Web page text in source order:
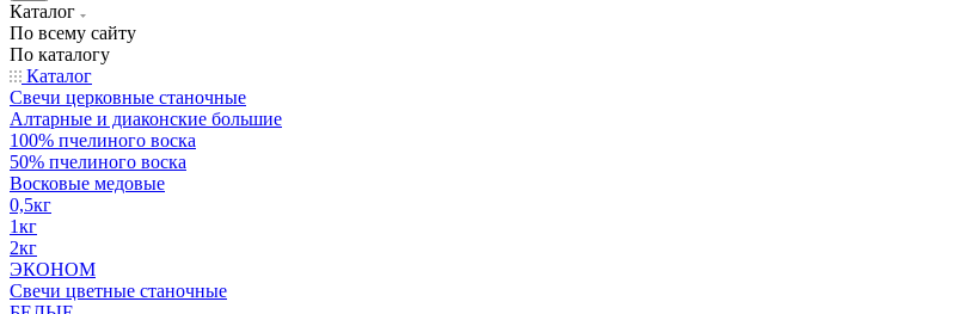
Каталог
По всему сайту
По каталогу
Каталог
Свечи церковные станочные
Алтарные и диаконские большие
100% пчелиного воска
50% пчелиного воска
Восковые медовые
0,5кг
1кг
2кг
ЭКОНОМ
Свечи цветные станочные